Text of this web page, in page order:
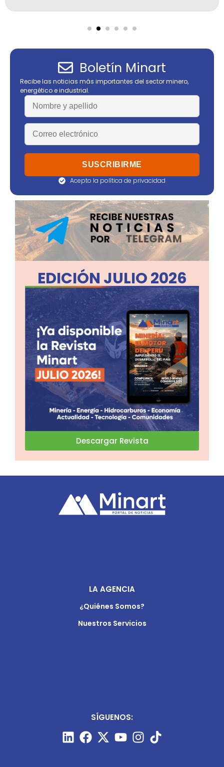
Boletín Minart
Recibe las noticias más importantes del sector minero,
energético e industrial.
Acepto la política de privacidad
EDICIÓN JULIO 2026
Descargar Revista
LA AGENCIA
¿Quiénes Somos?
Nuestros Servicios
SÍGUENOS: